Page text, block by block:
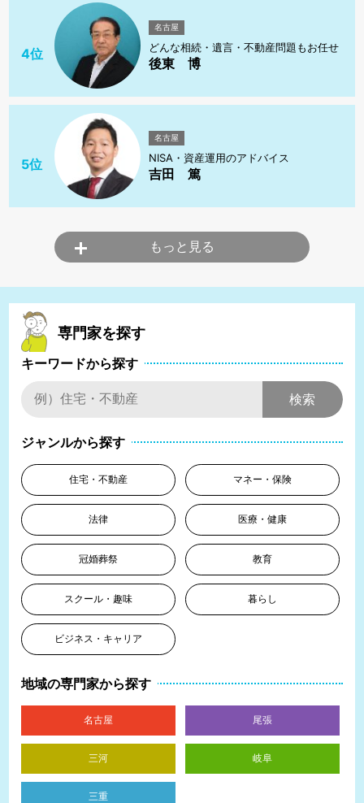
4位
名古屋
どんな相続・遺言・不動産問題もお任せ
後東 博
5位
名古屋
NISA・資産運用のアドバイス
吉田 篤
もっと見る
専門家を探す
キーワードから探す
ジャンルから探す
住宅・不動産 マネー・保険
法律 医療・健康
冠婚葬祭 教育
スクール・趣味 暮らし
ビジネス・キャリア
地域の専門家から探す
名古屋 尾張
三河 岐阜
三重